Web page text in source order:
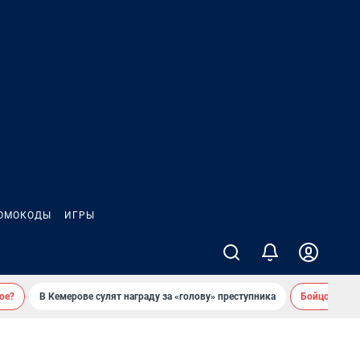
ИГРЫ
В Кемерове сулят награду за «голову» преступника Бойцовский